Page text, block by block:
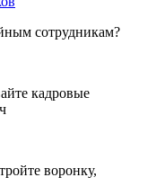
сотрудникам?
кадровые
воронку,